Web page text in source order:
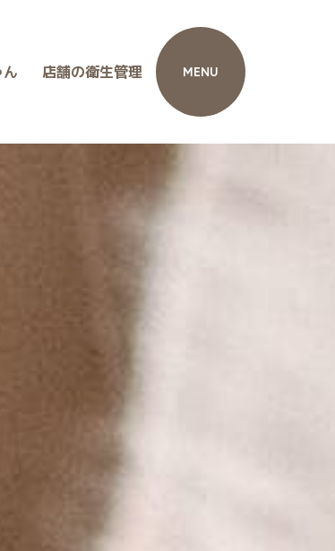
店舗の衛生管理